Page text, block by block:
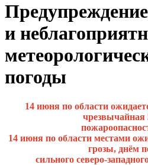
и
погоды
14 июня по области
чрезвычайная
14 июня по области местами
грозы, днём
сильного северо-